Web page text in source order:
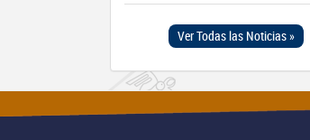
Ver Todas las Noticias »